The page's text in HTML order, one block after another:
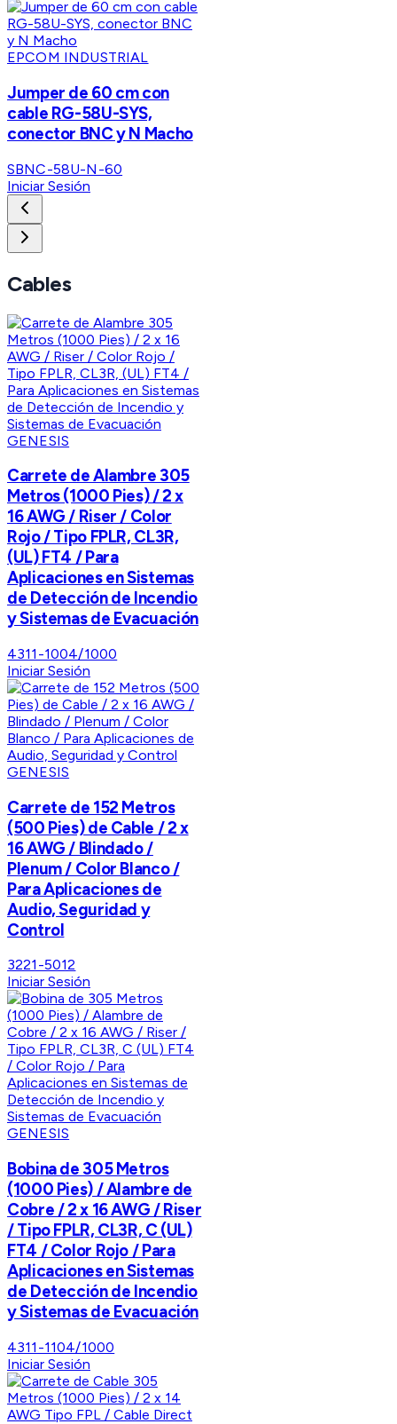
EPCOM INDUSTRIAL
Jumper de 60 cm con
cable RG-58U-SYS,
conector BNC y N Macho
SBNC-58U-N-60
Iniciar Sesión
Cables
GENESIS
Carrete de Alambre 305
Metros (1000 Pies) / 2 x
16 AWG / Riser / Color
Rojo / Tipo FPLR, CL3R,
(UL) FT4 / Para
Aplicaciones en Sistemas
de Detección de Incendio
y Sistemas de Evacuación
4311-1004/1000
Iniciar Sesión
GENESIS
Carrete de 152 Metros
(500 Pies) de Cable / 2 x
16 AWG / Blindado /
Plenum / Color Blanco /
Para Aplicaciones de
Audio, Seguridad y
Control
3221-5012
Iniciar Sesión
GENESIS
Bobina de 305 Metros
(1000 Pies) / Alambre de
Cobre / 2 x 16 AWG / Riser
/ Tipo FPLR, CL3R, C (UL)
FT4 / Color Rojo / Para
Aplicaciones en Sistemas
de Detección de Incendio
y Sistemas de Evacuación
4311-1104/1000
Iniciar Sesión